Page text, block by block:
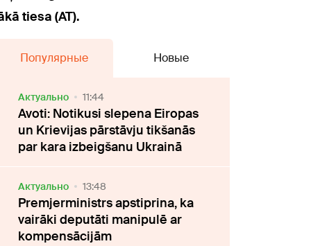
tiesa (AT).
Популярные Новые
Актуально 11:44
Avoti: Notikusi slepena Eiropas
un Krievijas pārstāvju tikšanās
par kara izbeigšanu Ukrainā
Актуально 13:48
Premjerministrs apstiprina, ka
vairāki deputāti manipulē ar
kompensācijām